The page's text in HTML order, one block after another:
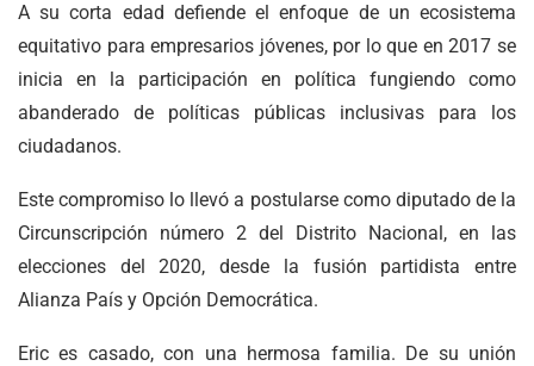
A su corta edad defiende el enfoque de un ecosistema
equitativo para empresarios jóvenes, por lo que en 2017 se
inicia en la participación en política fungiendo como
abanderado de políticas públicas inclusivas para los
ciudadanos.
Este compromiso lo llevó a postularse como diputado de la
Circunscripción número 2 del Distrito Nacional, en las
elecciones del 2020, desde la fusión partidista entre
Alianza País y Opción Democrática.
Eric es casado, con una hermosa familia. De su unión